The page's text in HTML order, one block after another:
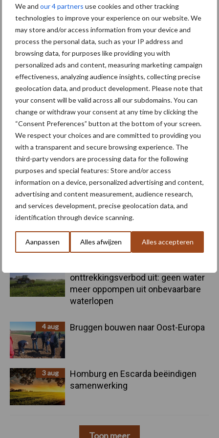
We and our 4 partners use cookies and other tracking
technologies to improve your experience on our website. We
may store and/or access information from your device and
process the personal data, such as your IP address and
browsing data, for purposes like providing you with
personalized ads and content, measuring marketing campaign
effectiveness, analyzing audience insights, collecting precise
geolocation data, and product development. Please note that
your consent will be valid across all our subdomains. You can
change or withdraw your consent at any time by clicking the
“Consent Preferences” button at the bottom of your screen.
We respect your choices and are committed to providing you
with a transparent and secure browsing experience. The
third-party vendors are processing data for the following
purposes and special features: Store and/or access
information on a device, personalized advertising and content,
advertising and content measurement, audience research,
and services development, precise geolocation data, and
identification through device scanning.
Aanpassen Alles afwijzen Alles accepteren
Primaire
Sidebar
Recent nieuws Partner nieuws
6 aug
"Hoge verwachtingen van schijven
voor kouters"
5 aug
Nieuwe compacte gedragen
pootcombinatie van AVR
onttrekkingsverbod uit: geen water
meer oppompen uit onbevaarbare
waterlopen
4 aug Bruggen bouwen naar Oost-Europa
3 aug
Homburg en Escarda beëindigen
samenwerking
Toon meer
Machines Duurzaamheid
Toon meer